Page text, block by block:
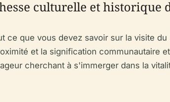
culturelle et historique
ce que vous devez savoir sur la visite
et la signification communautaire
cherchant à s'immerger dans la